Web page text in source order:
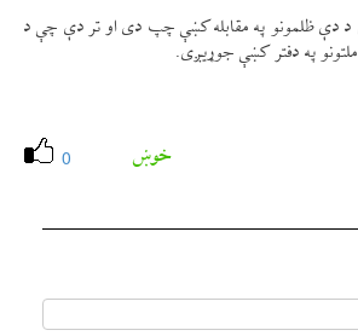
د دې ظلمونو په مقابله كښې چپ دی او تر دې چې د
په دفتر كښې جوړیږی.
0 خوښ